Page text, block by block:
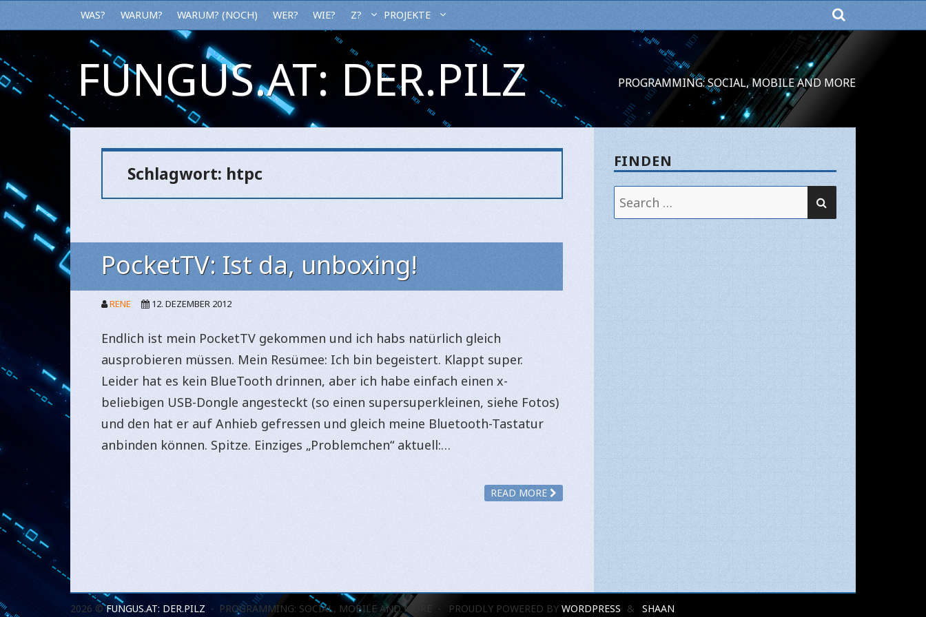
WAS? WARUM? WARUM? (NOCH) WER? WIE? Z? PROJEKTE
FUNGUS.AT: DER.PILZ PROGRAMMING: SOCIAL, MOBILE AND MORE
Schlagwort: htpc
PocketTV: Ist da, unboxing!
RENE 12. DEZEMBER 2012
Endlich ist mein PocketTV gekommen und ich habs natürlich gleich
ausprobieren müssen. Mein Resümee: Ich bin begeistert. Klappt super.
Leider hat es kein BlueTooth drinnen, aber ich habe einfach einen x-
beliebigen USB-Dongle angesteckt (so einen supersuperkleinen, siehe Fotos)
und den hat er auf Anhieb gefressen und gleich meine Bluetooth-Tastatur
anbinden können. Spitze. Einziges „Problemchen“ aktuell:…
READ MORE
FINDEN
Search
for:
2026 ©FUNGUS.AT: DER.PILZ PROGRAMMING: SOCIAL, MOBILE AND MORE PROUDLY POWERED BYWORDPRESS SHAAN